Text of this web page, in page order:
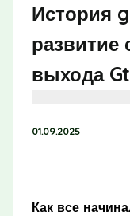
История
развитие
выхода
01.09.2025
Как все